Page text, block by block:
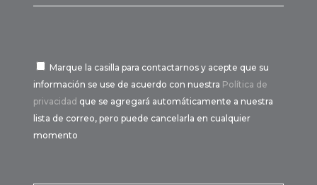
Marque la casilla para contactarnos y acepte que su
información se use de acuerdo con nuestra Política de
privacidad que se agregará automáticamente a nuestra
lista de correo, pero puede cancelarla en cualquier
momento